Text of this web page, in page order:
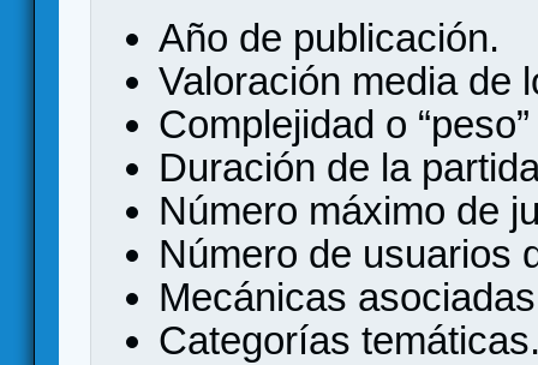
Año de publicación.
Valoración media de
Complejidad o
Duración de la
Número máximo de
Número de usuarios
Mecánicas
Categorías